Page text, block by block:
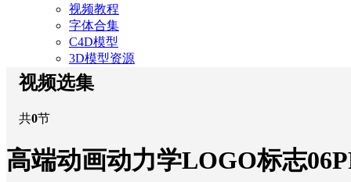
视频教程
字体合集
C4D模型
3D模型资源
视频选集
共0节
高端动画动力学LOGO标志